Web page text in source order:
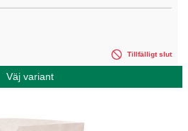
Tillfälligt slut
Väj variant